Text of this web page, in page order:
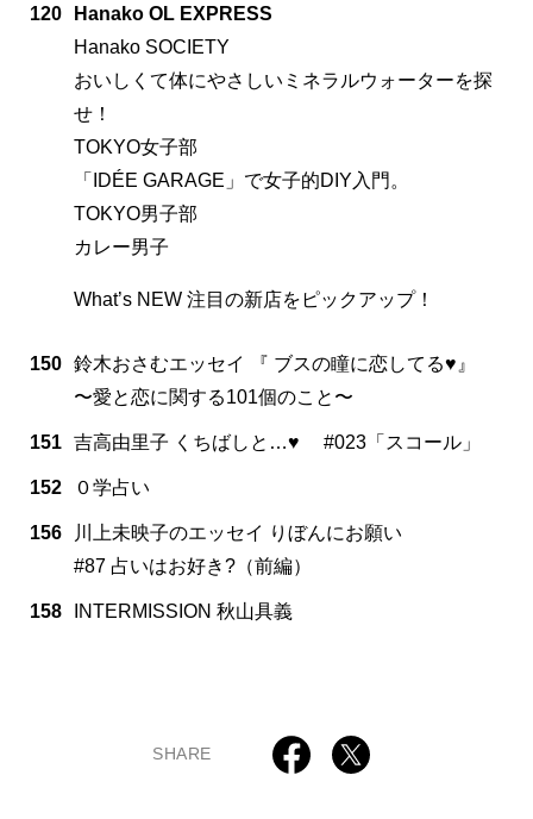
120
Hanako OL EXPRESS
Hanako SOCIETY
おいしくて体にやさしいミネラルウォーターを探
せ！
TOKYO女子部
「IDÉE GARAGE」で女子的DIY入門。
TOKYO男子部
カレー男子
What’s NEW 注目の新店をピックアップ！
150 鈴木おさむエッセイ 『 ブスの瞳に恋してる♥』
〜愛と恋に関する101個のこと〜
151 吉高由里子 くちばしと…♥ #023「スコール」
152 ０学占い
156
川上未映子のエッセイ りぼんにお願い
#87 占いはお好き?（前編）
158 INTERMISSION 秋山具義
SHARE